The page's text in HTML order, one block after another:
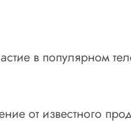
в популярном
от известного